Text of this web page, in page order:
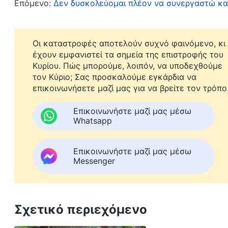
Σταματήσαμε να είμαστε τόσο καλές φίλες.
από μένα και ότι θα ήταν ιδανική
εκλεγόταν επικεφαλής κι εγώ παρέμενα απλή
ψήφισα. Αργότερα, δυσαρεστήθηκα όταν είδα
τον εαυτό μου με τη Σιαογιουέ, και όταν
κρατούσα κακία. Σκεφτόμουν συνέχεια πώς
ξεπεράσω, στενοχωριόμουν, δεν έβρισκα
είσοδό μου. Εκείνη τη στιγμή,
μου. Οι αδελφοί και οι αδελφές πρέπει να
αδυναμίες του άλλου. Πρέπει να
καλά κι όχι να ζηλεύουμε και να
τα καθήκοντά μου χωρίς να επιζητώ την
Επόμενο: Δεν δυσκολεύομαι πλέον να συνεργαστώ
Οι καταστροφές αποτελούν συχνό φαινόμενο, κι
έχουν εμφανιστεί τα σημεία της επιστροφής του
Κυρίου. Πώς μπορούμε, λοιπόν, να υποδεχθούμε
τον Κύριο; Σας προσκαλούμε εγκάρδια να
επικοινωνήσετε μαζί μας για να βρείτε τον τρόπο.
Επικοινωνήστε μαζί μας μέσω
Whatsapp
Επικοινωνήστε μαζί μας μέσω
Messenger
Σχετικό περιεχόμενο